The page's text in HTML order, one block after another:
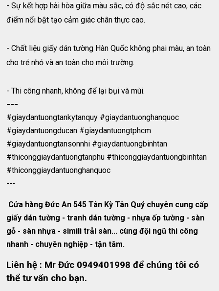
- Sự kết hợp hài hòa giữa màu sắc, có độ sắc nét cao, các
điểm nổi bật tạo cảm giác chân thực cao.
- Chất liệu giấy dán tường Hàn Quốc không phai màu, an toàn
cho trẻ nhỏ và an toàn cho môi trường.
- Thi công nhanh, không để lại bụi và mùi.
---
#giaydantuongtankytanquy #giaydantuonghanquoc
#giaydantuongducan #giaydantuongtphcm
#giaydantuongtansonnhi #giaydantuongbinhtan
#thiconggiaydantuongtanphu #thiconggiaydantuongbinhtan
#thiconggiaydantuonghanquoc
---
Cửa hàng Đức An 545 Tân Kỳ Tân Quý chuyên cung cấp
giấy dán tường - tranh dán tường - nhựa ốp tường - sàn
gỗ - sàn nhựa - simili trải sàn... cùng đội ngũ thi công
nhanh - chuyên nghiệp - tận tâm.
Liên hệ : Mr Đức 0949401998 để chúng tôi có
thể tư vấn cho bạn.